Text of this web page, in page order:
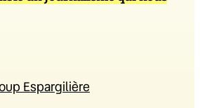
Espargilière